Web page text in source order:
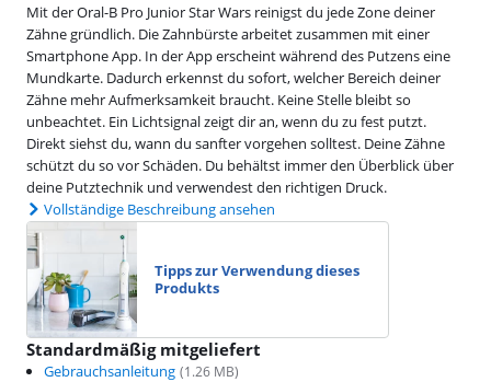
Mit der Oral-B Pro Junior Star Wars reinigst du jede Zone deiner
Zähne gründlich. Die Zahnbürste arbeitet zusammen mit einer
Smartphone App. In der App erscheint während des Putzens eine
Mundkarte. Dadurch erkennst du sofort, welcher Bereich deiner
Zähne mehr Aufmerksamkeit braucht. Keine Stelle bleibt so
unbeachtet. Ein Lichtsignal zeigt dir an, wenn du zu fest putzt.
Direkt siehst du, wann du sanfter vorgehen solltest. Deine Zähne
schützt du so vor Schäden. Du behältst immer den Überblick über
deine Putztechnik und verwendest den richtigen Druck.
Vollständige Beschreibung ansehen
Tipps zur Verwendung dieses
Produkts
Standardmäßig mitgeliefert
Gebrauchsanleitung (1.26 MB)